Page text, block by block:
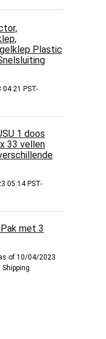
Plastic
PST-
1 doos
33 vellen
05:14 PST-
met 3
of 10/04/2023
Shipping.